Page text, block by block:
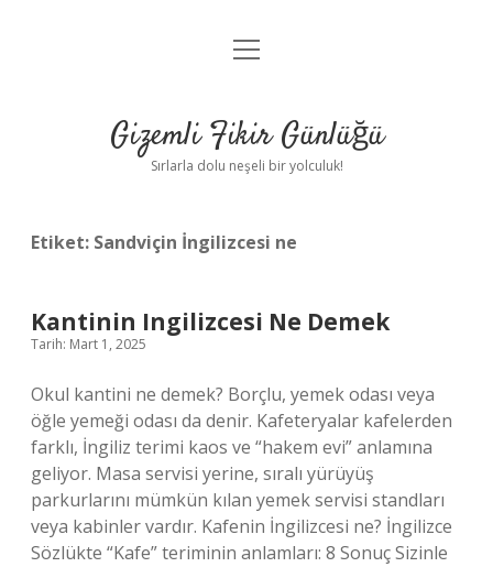
Anasayfa
Yasal Uyarı
menüyü
Gizemli Fikir Günlüğü
Sırlarla dolu neşeli bir yolculuk!
Etiket: Sandviçin İngilizcesi ne
Kantinin Ingilizcesi Ne Demek
Tarih: Mart 1, 2025
Okul kantini ne demek? Borçlu, yemek odası veya
öğle yemeği odası da denir. Kafeteryalar kafelerden
farklı, İngiliz terimi kaos ve “hakem evi” anlamına
geliyor. Masa servisi yerine, sıralı yürüyüş
parkurlarını mümkün kılan yemek servisi standları
veya kabinler vardır. Kafenin İngilizcesi ne? İngilizce
Sözlükte “Kafe” teriminin anlamları: 8 Sonuç Sizinle